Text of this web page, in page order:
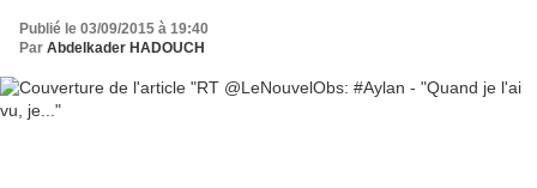
Publié le 03/09/2015 à 19:40
Par Abdelkader HADOUCH